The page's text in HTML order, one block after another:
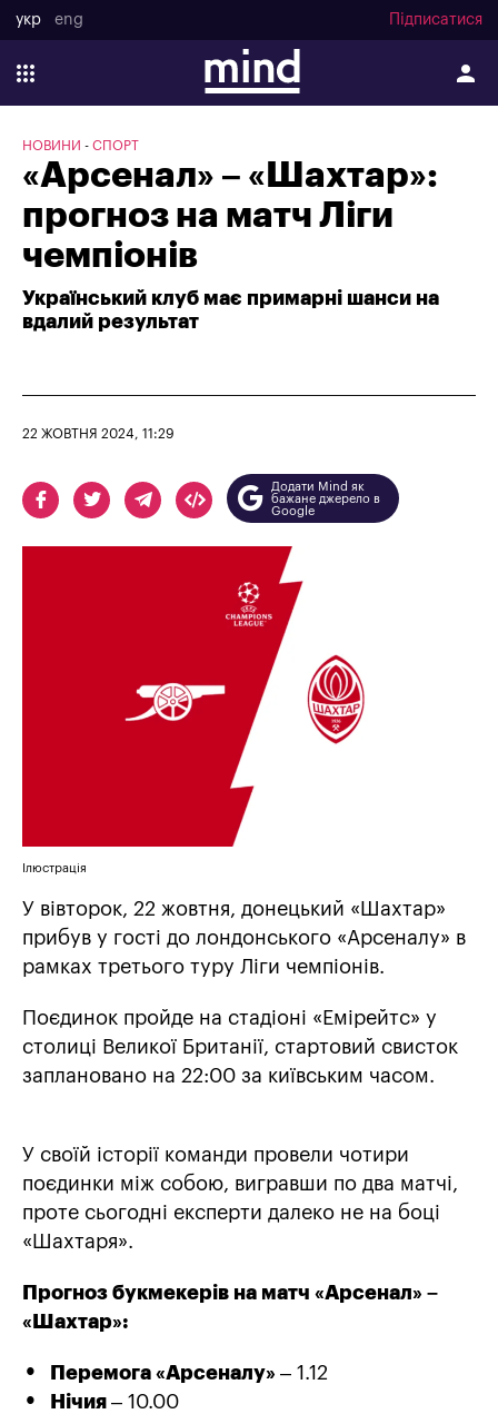
укр eng Підписатися
НОВИНИ СПОРТ
«Арсенал» – «Шахтар»:
прогноз на матч Ліги
чемпіонів
Український клуб має примарні шанси на
вдалий результат
22 ЖОВТНЯ 2024, 11:29
Додати Mind як
бажане джерело в
Google
Ілюстрація
У вівторок, 22 жовтня, донецький «Шахтар»
прибув у гості до лондонського «Арсеналу» в
рамках третього туру Ліги чемпіонів.
Поєдинок пройде на стадіоні «Емірейтс» у
столиці Великої Британії, стартовий свисток
заплановано на 22:00 за київським часом.
У своїй історії команди провели чотири
поєдинки між собою, вигравши по два матчі,
проте сьогодні експерти далеко не на боці
«Шахтаря».
Прогноз букмекерів на матч «Арсенал» –
«Шахтар»:
Перемога «Арсеналу» – 1.12
Нічия – 10.00